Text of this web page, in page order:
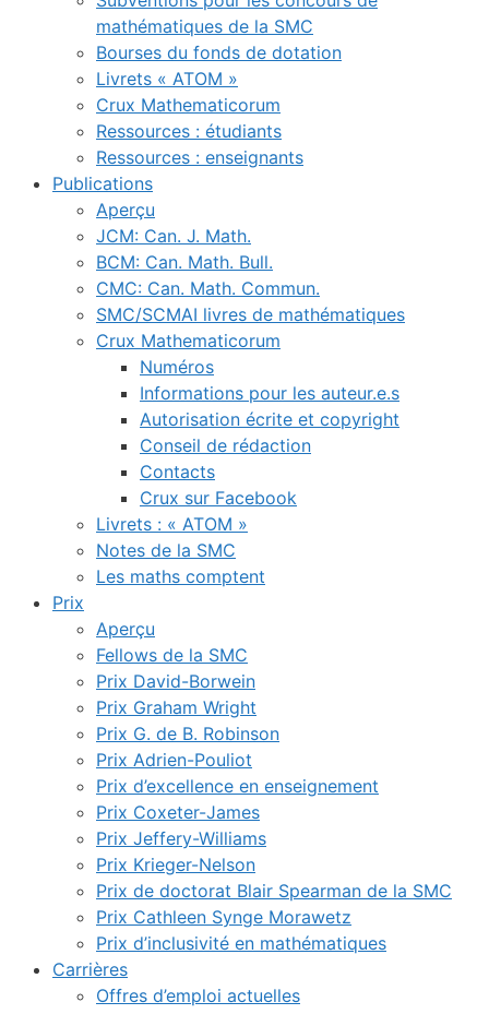
mathématiques de la SMC
Bourses du fonds de dotation
Livrets « ATOM »
Crux Mathematicorum
Ressources : étudiants
Ressources : enseignants
Publications
Aperçu
JCM: Can. J. Math.
BCM: Can. Math. Bull.
CMC: Can. Math. Commun.
SMC/SCMAI livres de mathématiques
Crux Mathematicorum
Numéros
Informations pour les auteur.e.s
Autorisation écrite et copyright
Conseil de rédaction
Contacts
Crux sur Facebook
Livrets : « ATOM »
Notes de la SMC
Les maths comptent
Prix
Aperçu
Fellows de la SMC
Prix David-Borwein
Prix Graham Wright
Prix G. de B. Robinson
Prix Adrien-Pouliot
Prix d’excellence en enseignement
Prix Coxeter-James
Prix Jeffery-Williams
Prix Krieger-Nelson
Prix de doctorat Blair Spearman de la SMC
Prix Cathleen Synge Morawetz
Prix d’inclusivité en mathématiques
Carrières
Offres d’emploi actuelles